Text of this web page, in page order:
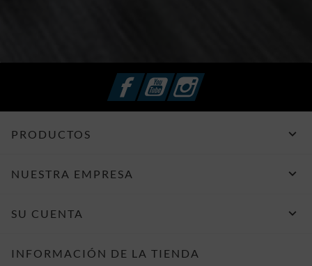
FacebookYouTubeInstagram
PRODUCTOS 
NUESTRA EMPRESA 
SU CUENTA 
INFORMACIÓN DE LA TIENDA